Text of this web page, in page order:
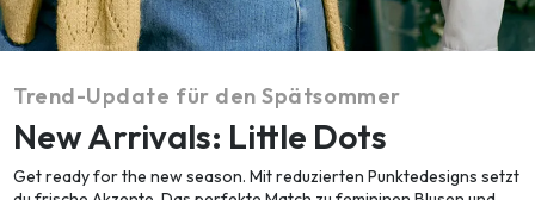
Trend-Update für den Spätsommer
New Arrivals: Little Dots
Get ready for the new season. Mit reduzierten Punktedesigns setzt